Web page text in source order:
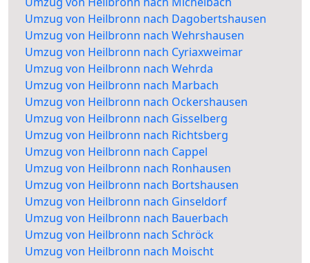
Umzug von Heilbronn nach Dagobertshausen
Umzug von Heilbronn nach Wehrshausen
Umzug von Heilbronn nach Cyriaxweimar
Umzug von Heilbronn nach Wehrda
Umzug von Heilbronn nach Marbach
Umzug von Heilbronn nach Ockershausen
Umzug von Heilbronn nach Gisselberg
Umzug von Heilbronn nach Richtsberg
Umzug von Heilbronn nach Cappel
Umzug von Heilbronn nach Ronhausen
Umzug von Heilbronn nach Bortshausen
Umzug von Heilbronn nach Ginseldorf
Umzug von Heilbronn nach Bauerbach
Umzug von Heilbronn nach Schröck
Umzug von Heilbronn nach Moischt